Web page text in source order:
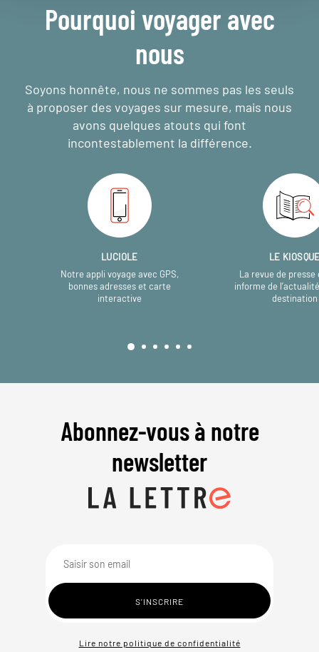
Pourquoi voyager avec
nous
Soyons honnête, nous ne sommes pas les seuls
à proposer des voyages sur mesure, mais nous
avons quelques atouts qui font
incontestablement la différence.
LUCIOLE
Notre appli voyage avec GPS,
bonnes adresses et carte
interactive
LE
La revue de presse
informe de
destination
Abonnez-vous à notre
newsletter
Lire notre politique de confidentialité